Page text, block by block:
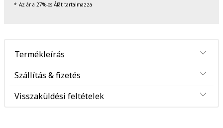
Az ár a 27%-os Áfát tartalmazza
Termékleírás
Szállítás & fizetés
Visszaküldési feltételek